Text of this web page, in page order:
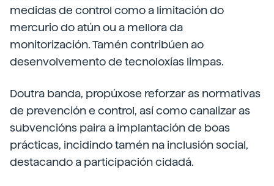
medidas de control como a limitación do
mercurio do atún ou a mellora da
monitorización. Tamén contribúen ao
desenvolvemento de tecnoloxías limpas.
Doutra banda, propúxose reforzar as normativas
de prevención e control, así como canalizar as
subvencións paira a implantación de boas
prácticas, incidindo tamén na inclusión social,
destacando a participación cidadá.